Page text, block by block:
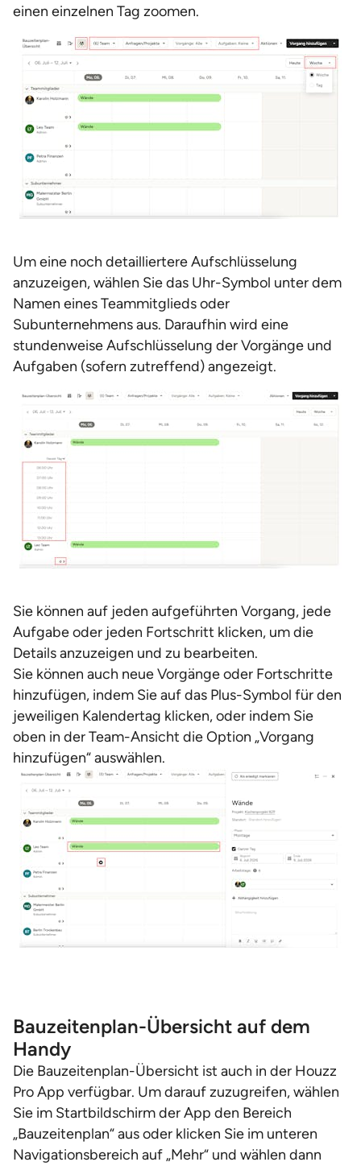
einen einzelnen Tag zoomen.
Um eine noch detailliertere Aufschlüsselung
anzuzeigen, wählen Sie das Uhr-Symbol unter dem
Namen eines Teammitglieds oder
Subunternehmens aus. Daraufhin wird eine
stundenweise Aufschlüsselung der Vorgänge und
Aufgaben (sofern zutreffend) angezeigt.
Sie können auf jeden aufgeführten Vorgang, jede
Aufgabe oder jeden Fortschritt klicken, um die
Details anzuzeigen und zu bearbeiten.
Sie können auch neue Vorgänge oder Fortschritte
hinzufügen, indem Sie auf das Plus-Symbol für den
jeweiligen Kalendertag klicken, oder indem Sie
oben in der Team-Ansicht die Option „Vorgang
hinzufügen“ auswählen.
Bauzeitenplan-Übersicht auf dem
Handy
Die Bauzeitenplan-Übersicht ist auch in der Houzz
Pro App verfügbar. Um darauf zuzugreifen, wählen
Sie im Startbildschirm der App den Bereich
„Bauzeitenplan“ aus oder klicken Sie im unteren
Navigationsbereich auf „Mehr“ und wählen dann